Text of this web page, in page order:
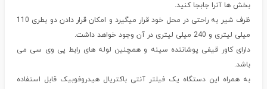
بخش ها آنرا جابجا کنید.
ظرف شیر به راحتی در محل خود قرار میگیرد و امکان قرار دادن دو بطری 110
میلی لیتری و 240 میلی لیتری در آن وجود خواهد داشت.
دارای کاور قیفی پوشاننده سینه و همچنین لوله های رابط پی وی سی می
باشد.
به همراه این دستگاه یک فیلتر آنتی باکتریال هیدروفوبیک قابل استفاده